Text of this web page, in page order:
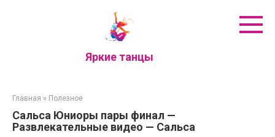
Яркие танцы
Главная » Полезное
Сальса Юниоры пары финал —
Развлекательные видео — Сальса